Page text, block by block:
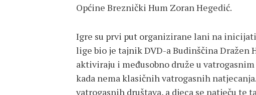
Općine Breznički Hum Zoran Hegedić.
Igre su prvi put organizirane lani na
lige bio je tajnik DVD-a Budinščina Dražen
aktiviraju i međusobno druže u
kada nema klasičnih vatrogasnih
vatrogasnih društava, a djeca se natječu te